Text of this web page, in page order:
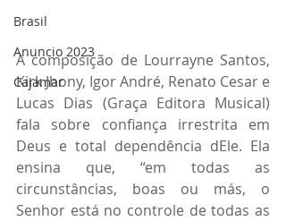
Brasil
Anuncio 2023
Cajamar
A composição de Lourrayne Santos,
Kirk Jhony, Igor André, Renato Cesar e
Lucas Dias (Graça Editora Musical)
fala sobre confiança irrestrita em
Deus e total dependência dEle. Ela
ensina que, “em todas as
circunstâncias, boas ou más, o
Senhor está no controle de todas as